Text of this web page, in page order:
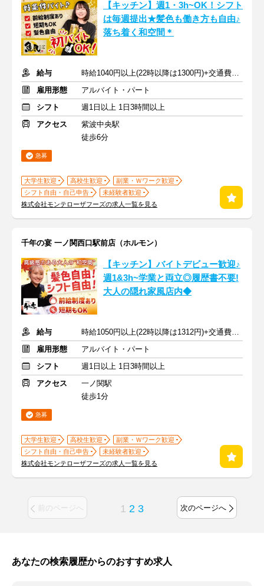
【キッチン】週1・3h~OK！シフト
は毎週提出★髪色も働き方も自由♪
落ち着く和空間＊
給与
時給1040円以上(22時以降は1300円)+交通費規定内支給
雇用形態
アルバイト・パート
シフト
週1日以上 1日3時間以上
アクセス
紫波中央駅
徒歩6分
急募
大学生歓迎 高校生歓迎
副業・Ｗワーク歓迎
シフト自由・自己申告
未経験者歓迎
株式会社モンテローザフーズの求人一覧を見る
千年の宴 一ノ関西口駅前店（ホルモン）
【キッチン】バイトデビュー歓迎♪
週1&3h~学業と両立◎履歴書不要!
大人の隠れ家風店内◆
給与
時給1050円以上(22時以降は1312円)+交通費規定内支給
雇用形態
アルバイト・パート
シフト
週1日以上 1日3時間以上
アクセス
一ノ関駅
徒歩1分
急募
大学生歓迎 高校生歓迎
副業・Ｗワーク歓迎
シフト自由・自己申告
未経験者歓迎
株式会社モンテローザフーズの求人一覧を見る
前のページへ 1 2 3 次のページへ
あなたの検索履歴からのおすすめ求人